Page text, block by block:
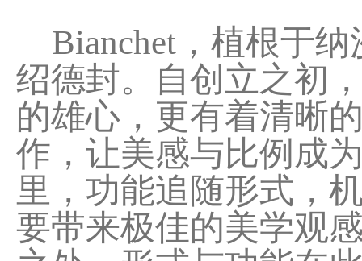
Bianchet，植根于纳
绍德封。自创立之初
的雄心，更有着清晰
作，让美感与比例成
里，功能追随形式，
要带来极佳的美学观